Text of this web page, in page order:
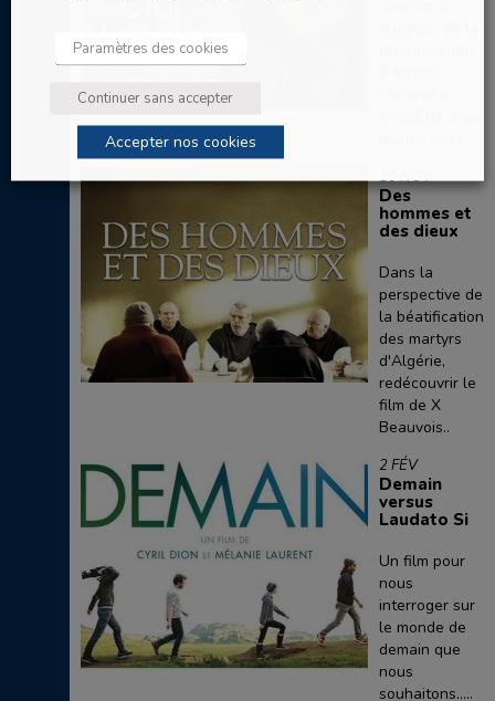
10 NOV
Des
hommes et
des dieux
Dans la
perspective de
la béatification
des martyrs
d'Algérie,
redécouvrir le
film de X
Beauvois..
2 FÉV
Demain
versus
Laudato Si
Un film pour
nous
interroger sur
le monde de
demain que
nous
souhaitons.....
Paramètres des cookies
Continuer sans accepter
Accepter nos cookies